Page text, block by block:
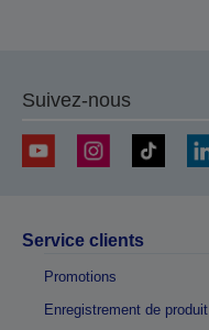
Suivez-nous
Service clients
Promotions
Enregistrement de produit